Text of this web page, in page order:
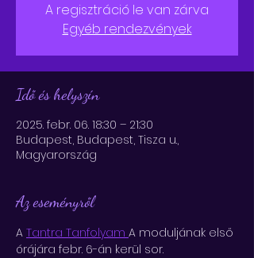
A regisztráció le van zárva
Egyéb rendezvények
Idő és helyszín
2025. febr. 06. 18:30 – 21:30
Budapest, Budapest, Tisza u.,
Magyarország
Az eseményről
A Tantra Tanfolyam A moduljának első
órájára febr. 6-án kerül sor.